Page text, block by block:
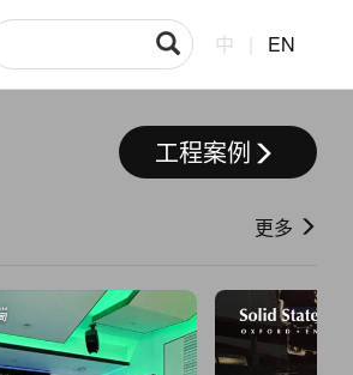
中 EN
工程案例
更多